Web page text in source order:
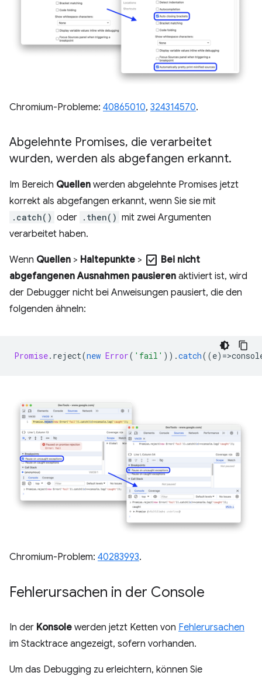
Chromium-Probleme: 40865010, 324314570.
Abgelehnte Promises, die verarbeitet
wurden, werden als abgefangen erkannt.
Im Bereich Quellen werden abgelehnte Promises jetzt
korrekt als abgefangen erkannt, wenn Sie sie mit
.catch() oder .then() mit zwei Argumenten
verarbeitet haben.
Wenn Quellen > Haltepunkte > check_box Bei nicht
abgefangenen Ausnahmen pausieren aktiviert ist, wird
der Debugger nicht bei Anweisungen pausiert, die den
folgenden ähneln:
Promise. reject(new Error( 'fail' )).catch((e) =>
Chromium-Problem: 40283993.
Fehlerursachen in der Console
In der Konsole werden jetzt Ketten von Fehlerursachen
im Stacktrace angezeigt, sofern vorhanden.
Um das Debugging zu erleichtern, können Sie